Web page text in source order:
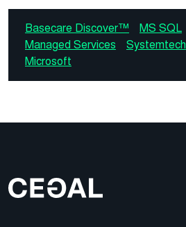
Basecare Discover™
MS SQL
Managed Services
Systemtech
Microsoft